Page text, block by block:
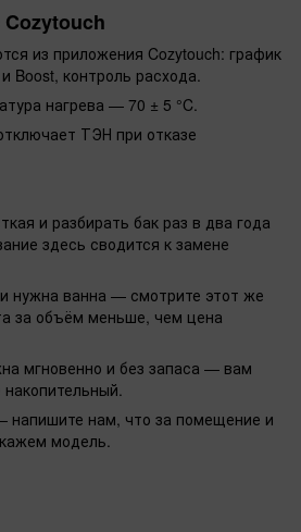
Cozytouch
из приложения Cozytouch: график
Boost, контроль расхода.
нагрева — 70 ± 5 °C.
ТЭН при отказе
и разбирать бак раз в два года
здесь сводится к замене
нужна ванна — смотрите этот же
за объём меньше, чем цена
мгновенно и без запаса — вам
напишите нам, что за помещение и
модель.